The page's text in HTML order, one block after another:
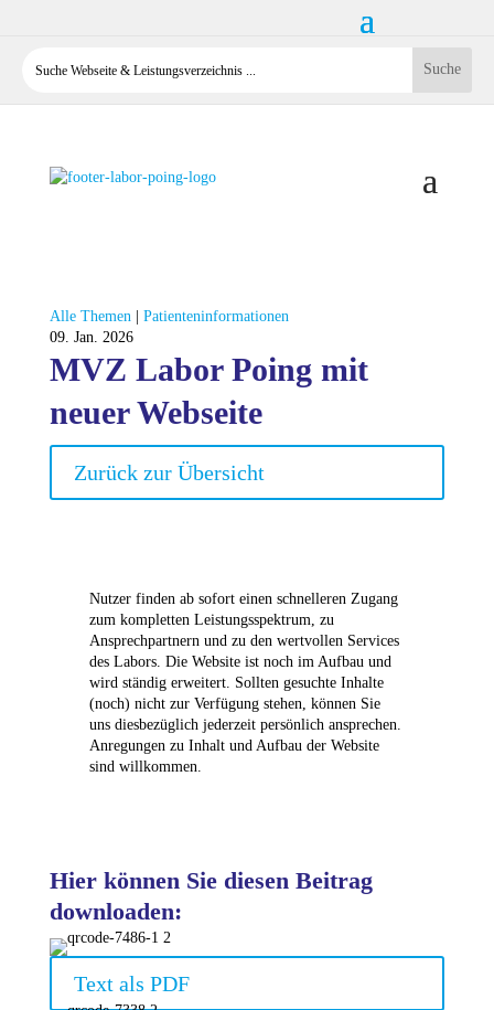
Alle Themen
Patienteninformationen
09. Jan. 2026
MVZ Labor Poing mit
neuer Webseite
Zurück zur Übersicht
Nutzer finden ab sofort einen schnelleren Zugang
zum kompletten Leistungsspektrum, zu
Ansprechpartnern und zu den wertvollen Services
des Labors. Die Website ist noch im Aufbau und
wird ständig erweitert. Sollten gesuchte Inhalte
(noch) nicht zur Verfügung stehen, können Sie
uns diesbezüglich jederzeit persönlich ansprechen.
Anregungen zu Inhalt und Aufbau der Website
sind willkommen.
Hier können Sie diesen Beitrag
downloaden:
Text als PDF